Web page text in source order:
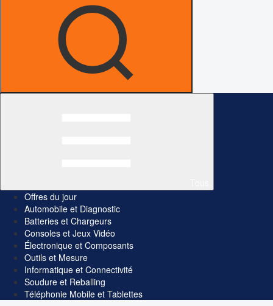
Offres du jour
Automobile et Diagnostic
Batteries et Chargeurs
Consoles et Jeux Vidéo
Électronique et Composants
Outils et Mesure
Informatique et Connectivité
Soudure et Reballing
Téléphonie Mobile et Tablettes